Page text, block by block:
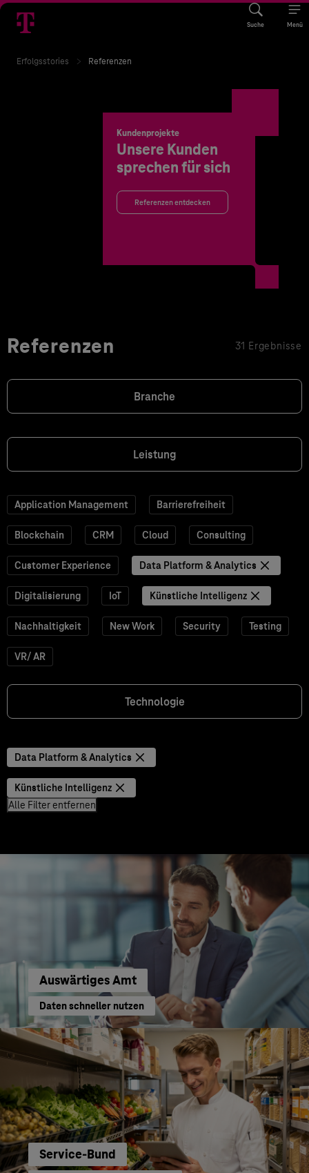
Suche Menü
Erfolgsstories Referenzen
Kundenprojekte
Unsere Kunden
sprechen für sich
Referenzen entdecken
Referenzen 31 Ergebnisse
Branche
Leistung
Application Management Barrierefreiheit
Blockchain CRM Cloud Consulting
Customer Experience Data Platform & Analytics
Digitalisierung IoT Künstliche Intelligenz
Nachhaltigkeit New Work Security Testing
VR/ AR
Technologie
Data Platform & Analytics
Künstliche Intelligenz
Alle Filter entfernen
Auswärtiges Amt
Daten schneller nutzen
Service-Bund